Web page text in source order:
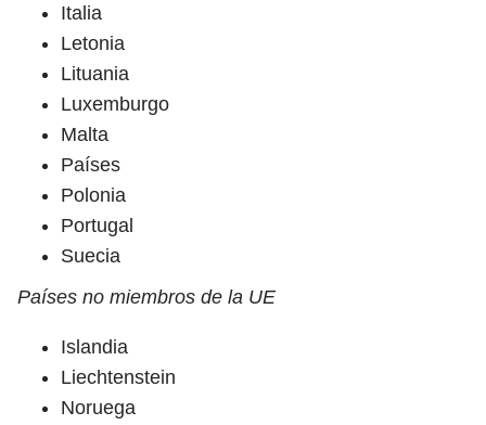
Italia
Letonia
Lituania
Luxemburgo
Malta
Países
Polonia
Portugal
Suecia
Países no miembros de la UE
Islandia
Liechtenstein
Noruega